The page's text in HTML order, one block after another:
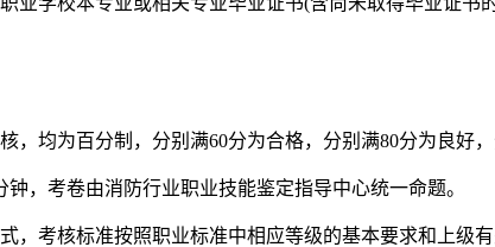
均为百分制，分别满60分为合格，分别满80分为良好，
，考卷由消防行业职业技能鉴定指导中心统一命题。
考核标准按照职业标准中相应等级的基本要求和上级有